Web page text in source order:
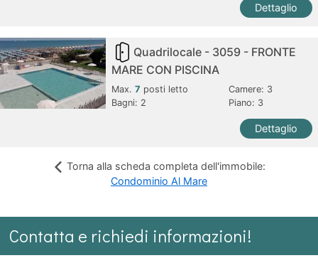
Dettaglio
Quadrilocale - 3059 - FRONTE
MARE CON PISCINA
Max.7 posti letto Camere: 3
Bagni: 2 Piano: 3
Dettaglio
Torna alla scheda completa dell'immobile:
Condominio Al Mare
Contatta e richiedi informazioni!